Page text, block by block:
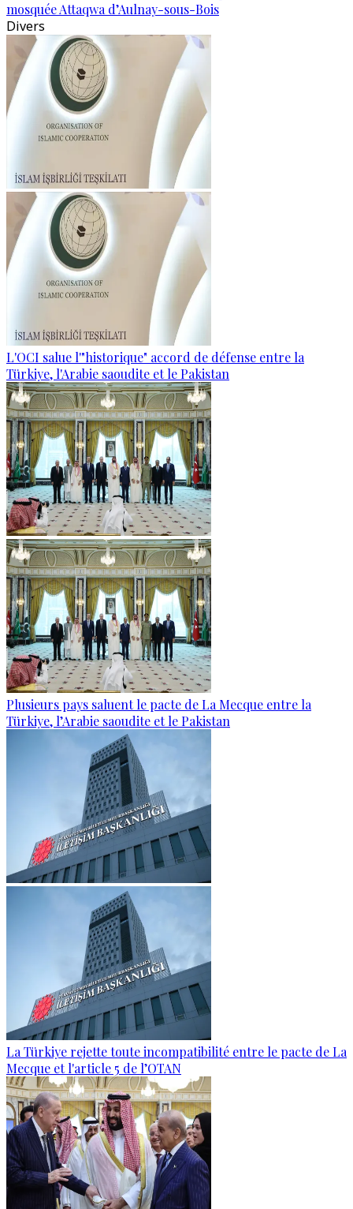
mosquée Attaqwa d’Aulnay-sous-Bois
Divers
L'OCI salue l'"historique" accord de défense entre la
Türkiye, l'Arabie saoudite et le Pakistan
Plusieurs pays saluent le pacte de La Mecque entre la
Türkiye, l’Arabie saoudite et le Pakistan
La Türkiye rejette toute incompatibilité entre le pacte de La
Mecque et l'article 5 de l’OTAN